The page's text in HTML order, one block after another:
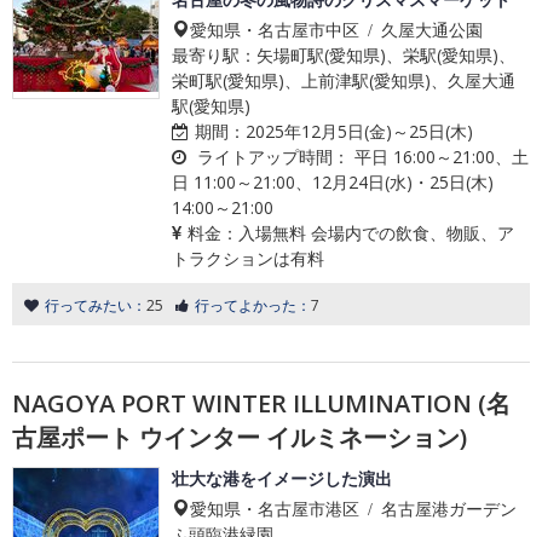
愛知県・名古屋市中区 / 久屋大通公園
最寄り駅：矢場町駅(愛知県)、栄駅(愛知県)、
栄町駅(愛知県)、上前津駅(愛知県)、久屋大通
駅(愛知県)
期間： 2025年12月5日(金)～25日(木)
ライトアップ時間： 平日 16:00～21:00、土
日 11:00～21:00、12月24日(水)・25日(木)
14:00～21:00
料金： 入場無料 会場内での飲食、物販、ア
トラクションは有料
行ってみたい： 25 行ってよかった： 7
NAGOYA PORT WINTER ILLUMINATION (名
古屋ポート ウインター イルミネーション)
壮大な港をイメージした演出
愛知県・名古屋市港区 / 名古屋港ガーデン
ふ頭臨港緑園